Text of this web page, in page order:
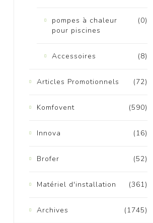
(0)
pompes à chaleur
pour piscines
(8)
Accessoires
(72)
Articles Promotionnels
(590)
Komfovent
(16)
Innova
(52)
Brofer
(361)
Matériel d'installation
(1745)
Archives